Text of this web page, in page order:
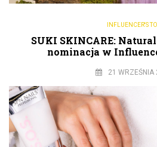
INFLUENCER'S
SUKI SKINCARE:
nominacja w
21 WRZEŚNIA